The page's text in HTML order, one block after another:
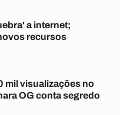
a internet;
recursos
mil visualizações no
OG conta segredo